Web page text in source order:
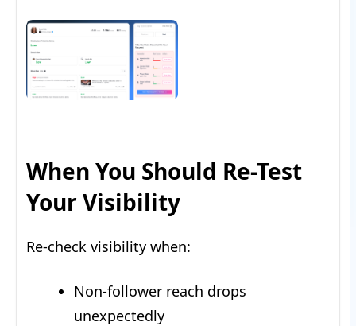
When You Should Re-Test
Your Visibility
Re-check visibility when:
Non-follower reach drops
unexpectedly